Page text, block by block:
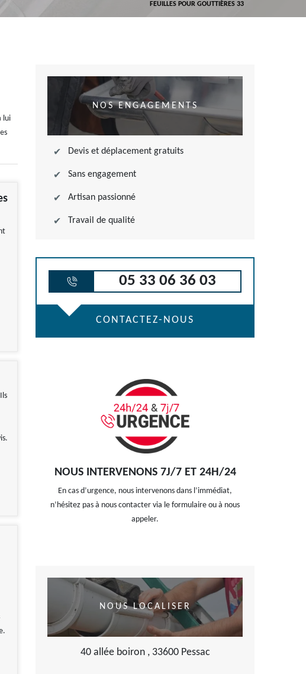
FEUILLES POUR GOUTTIÈRES 33
lui
NOS ENGAGEMENTS
Devis et déplacement gratuits
Sans engagement
Artisan passionné
Travail de qualité
05 33 06 36 03
CONTACTEZ-NOUS
NOUS INTERVENONS 7J/7 ET 24H/24
En cas d’urgence, nous intervenons dans l’immédiat,
n’hésitez pas à nous contacter via le formulaire ou à nous
appeler.
NOUS LOCALISER
40 allée boiron , 33600 Pessac